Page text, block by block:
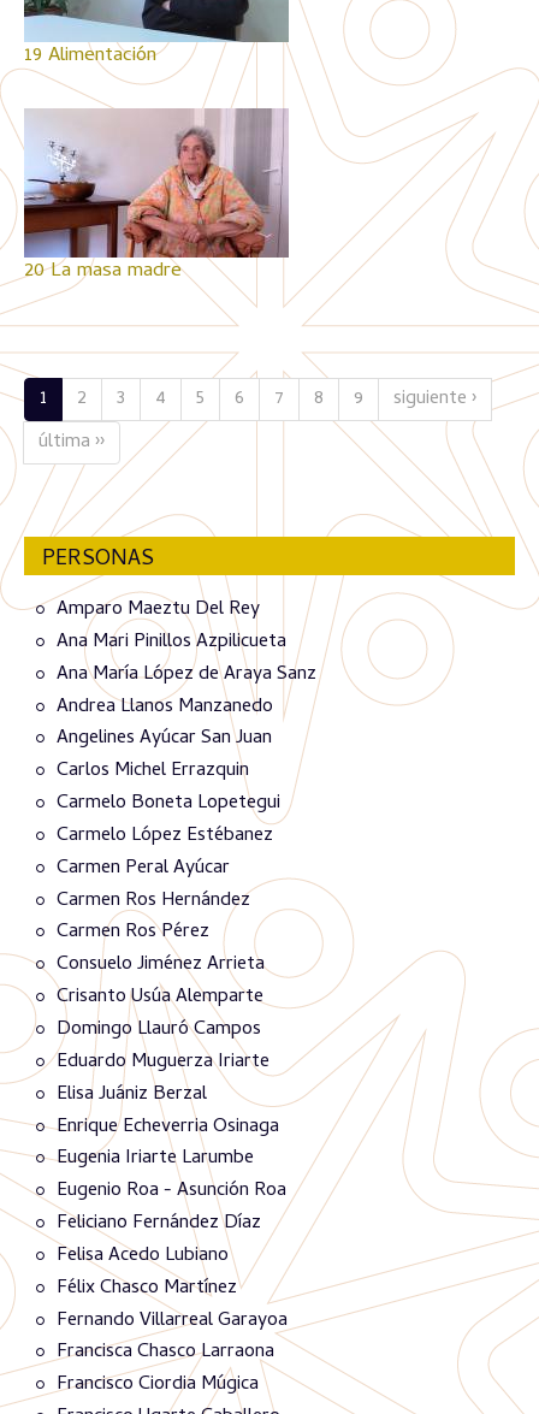
19 Alimentación
20 La masa madre
1 2 3 4 5 6 7 8 9
siguiente ›
última ››
PERSONAS
Amparo Maeztu Del Rey
Ana Mari Pinillos Azpilicueta
Ana María López de Araya Sanz
Andrea Llanos Manzanedo
Angelines Ayúcar San Juan
Carlos Michel Errazquin
Carmelo Boneta Lopetegui
Carmelo López Estébanez
Carmen Peral Ayúcar
Carmen Ros Hernández
Carmen Ros Pérez
Consuelo Jiménez Arrieta
Crisanto Usúa Alemparte
Domingo Llauró Campos
Eduardo Muguerza Iriarte
Elisa Juániz Berzal
Enrique Echeverria Osinaga
Eugenia Iriarte Larumbe
Eugenio Roa - Asunción Roa
Feliciano Fernández Díaz
Felisa Acedo Lubiano
Félix Chasco Martínez
Fernando Villarreal Garayoa
Francisca Chasco Larraona
Francisco Ciordia Múgica